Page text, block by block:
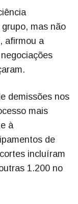
mas não
afirmou a
demissões nos
mais
à
de
incluíram
1.200 no